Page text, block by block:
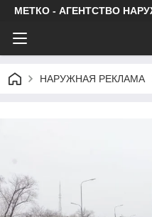
МЕТКО - АГЕНТСТВО
НАРУЖНАЯ РЕКЛАМА